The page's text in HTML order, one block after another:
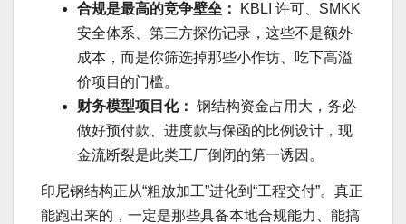
合规是最高的竞争壁垒：
KBLI 许可、SMKK
安全体系、第三方探伤记录，这些不是额外
成本，而是你筛选掉那些小作坊、吃下高溢
价项目的门槛。
财务模型项目化： 钢结构资金占用大，务必
做好预付款、进度款与保函的比例设计，现
金流断裂是此类工厂倒闭的第一诱因。
印尼钢结构正从“粗放加工”进化到“工程交付”。真正
能跑出来的，一定是那些具备本地合规能力、能搞